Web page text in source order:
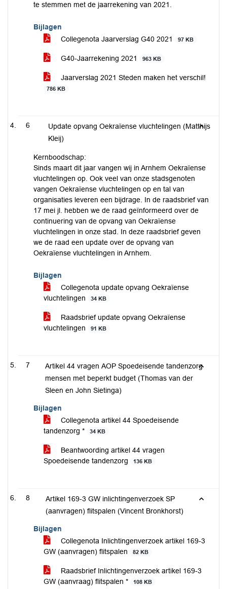
te stemmen met de jaarrekening van 2021.
Bijlagen
Collegenota Jaarverslag G40 2021
97 KB
G40-Jaarrekening 2021 963 KB
Jaarverslag 2021 Steden maken het verschil!
786 KB
6
Update opvang Oekraïense vluchtelingen (Matthijs
Kleij)
Kernboodschap:
Sinds maart dit jaar vangen wij in Arnhem Oekraïense
vluchtelingen op. Ook veel van onze stadsgenoten
vangen Oekraïense vluchtelingen op en tal van
organisaties leveren een bijdrage. In de raadsbrief van
17 mei jl. hebben we de raad geïnformeerd over de
continuering van de opvang van Oekraïense
vluchtelingen in onze stad. In deze raadsbrief geven
we de raad een update over de opvang van
Oekraïense vluchtelingen in Arnhem.
Bijlagen
Collegenota update opvang Oekraïense
vluchtelingen
34 KB
Raadsbrief update opvang Oekraïense
vluchtelingen
91 KB
7
Artikel 44 vragen AOP Spoedeisende tandenzorg
mensen met beperkt budget (Thomas van der
Sleen en John Sietinga)
Bijlagen
Collegenota artikel 44 Spoedeisende
tandenzorg *
34 KB
Beantwoording artikel 44 vragen
Spoedeisende tandenzorg
136 KB
8
Artikel 169-3 GW inlichtingenverzoek SP
(aanvragen) flitspalen (Vincent Bronkhorst)
Bijlagen
Collegenota Inlichtingenverzoek artikel 169-3
GW (aanvragen) flitspalen
82 KB
Raadsbrief Inlichtingenverzoek artikel 169-3
GW (aanvraag) flitspalen *
108 KB